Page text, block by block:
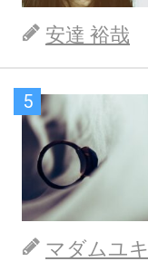
安達 裕哉
5
マダムユキ